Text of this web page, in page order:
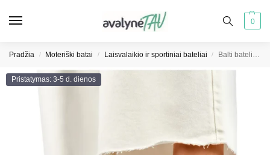
0
Pradžia / Moteriški batai / Laisvalaikio ir sportiniai bateliai / Balti bateliai ant storo pado klasikiniai balti bateliai moterims
Pristatymas: 3-5 d. dienos